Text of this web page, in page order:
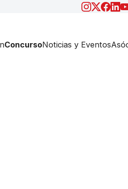
ConcursoNoticias y Eventos